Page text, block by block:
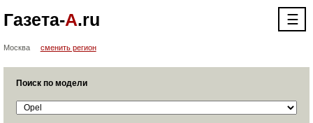
Газета-А.ru ☰
Москва сменить регион
Поиск по модели